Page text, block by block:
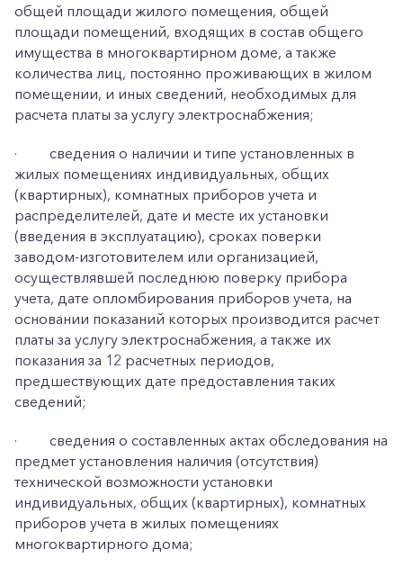
общей площади жилого помещения, общей
площади помещений, входящих в состав общего
имущества в многоквартирном доме, а также
количества лиц, постоянно проживающих в жилом
помещении, и иных сведений, необходимых для
расчета платы за услугу электроснабжения;
·
сведения о наличии и типе установленных в
жилых помещениях индивидуальных, общих
(квартирных), комнатных приборов учета и
распределителей, дате и месте их установки
(введения в эксплуатацию), сроках поверки
заводом-изготовителем или организацией,
осуществлявшей последнюю поверку прибора
учета, дате опломбирования приборов учета, на
основании показаний которых производится расчет
платы за услугу электроснабжения, а также их
показания за 12 расчетных периодов,
предшествующих дате предоставления таких
сведений;
·
сведения о составленных актах обследования на
предмет установления наличия (отсутствия)
технической возможности установки
индивидуальных, общих (квартирных), комнатных
приборов учета в жилых помещениях
многоквартирного дома;